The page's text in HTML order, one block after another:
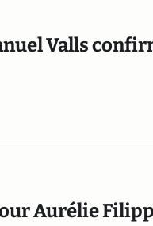
Valls
Aurélie